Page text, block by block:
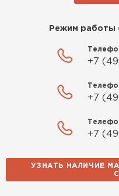
Режим работы
+7
+7
+7
УЗНАТЬ НАЛИЧИЕ